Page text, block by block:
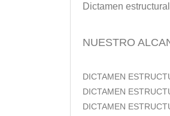
Dictamen
NUESTRO
DICTAMEN
DICTAMEN
DICTAMEN